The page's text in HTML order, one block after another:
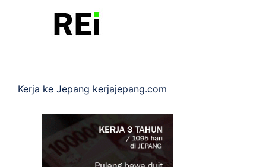
Kerja ke Jepang kerjajepang.com